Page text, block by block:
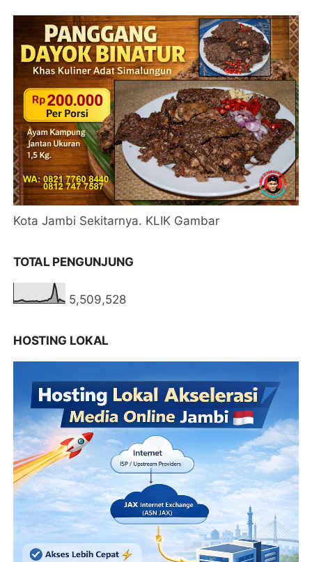
Kota Jambi Sekitarnya. KLIK Gambar
TOTAL PENGUNJUNG
5,509,528
HOSTING LOKAL